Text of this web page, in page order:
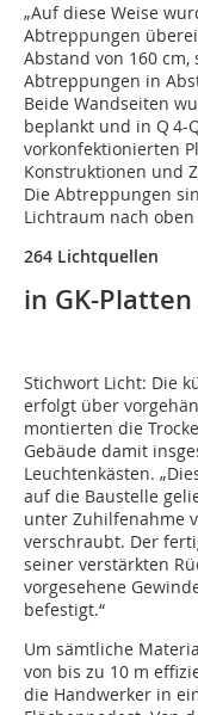
„Auf diese Weise
Abtreppungen
Abstand von 160
Abtreppungen in
Beide Wandseiten
beplankt und in Q 4-
vorkonfektionierten
Konstruktionen und
Die Abtreppungen
Lichtraum nach
264 Lichtquellen
in GK-
Stichwort Licht: Die
erfolgt über
montierten die
Gebäude damit
Leuchtenkästen.
auf die Baustelle
unter Zuhilfenahme
verschraubt. Der
seiner verstärkten
vorgesehene
befestigt.“
Um sämtliche
von bis zu 10 m
die Handwerker in